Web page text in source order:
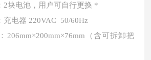
2块电池，用户可自行更换 *
充电器 220VAC 50/60Hz
206mm×200mm×76mm（含可拆卸把